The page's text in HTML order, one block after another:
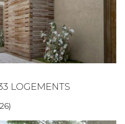
LOGEMENTS